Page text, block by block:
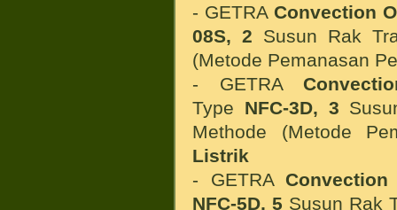
- GETRA Convection
08S, 2 Susun Rak
(Metode Pemanasan
- GETRA
Type NFC-3D, 3
Methode (Metode
Listrik
- GETRA
NFC-5D,5 Susun Rak